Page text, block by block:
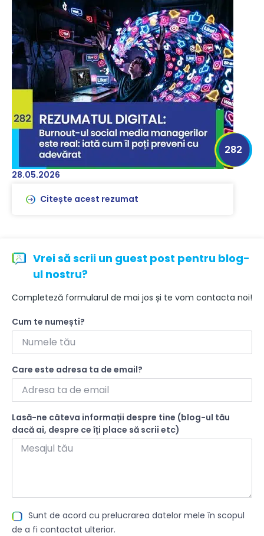
28.05.2026
282
Citește acest rezumat
Vrei să scrii un guest post pentru blog-
ul nostru?
Completeză formularul de mai jos și te vom contacta noi!
Cum te numești?
Care este adresa ta de email?
Lasă-ne câteva informații despre tine (blog-ul tău
dacă ai, despre ce îți place să scrii etc)
Sunt de acord cu prelucrarea datelor mele în scopul
de a fi contactat ulterior.